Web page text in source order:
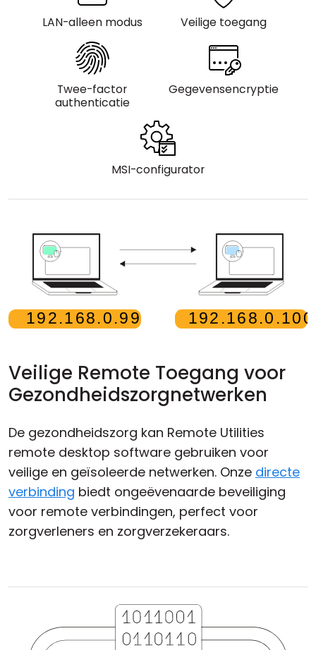
LAN-alleen modus Veilige toegang
Twee-factor
authenticatie
Gegevensencryptie
MSI-configurator
Veilige Remote Toegang voor
Gezondheidszorgnetwerken
De gezondheidszorg kan Remote Utilities
remote desktop software gebruiken voor
veilige en geïsoleerde netwerken. Onze directe
verbinding biedt ongeëvenaarde beveiliging
voor remote verbindingen, perfect voor
zorgverleners en zorgverzekeraars.
Cloud & On-Premise